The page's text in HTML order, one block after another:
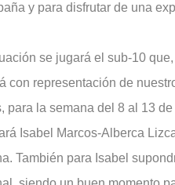
y para disfrutar de una
se jugará el sub-10
con representación de
para la semana del 8 al 13
Isabel Marcos-Alberca
También para Isabel